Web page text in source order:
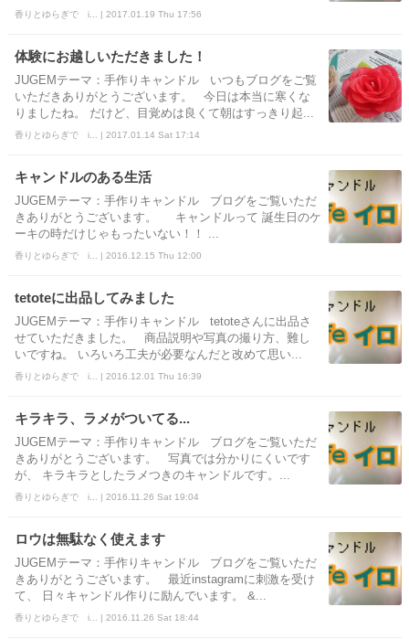
香りとゆらぎで i... | 2017.01.19 Thu 17:56
体験にお越しいただきました！
JUGEMテーマ：手作りキャンドル いつもブログをご覧
いただきありがとうございます。 今日は本当に寒くな
りましたね。 だけど、目覚めは良くて朝はすっきり起...
香りとゆらぎで i... | 2017.01.14 Sat 17:14
キャンドルのある生活
JUGEMテーマ：手作りキャンドル ブログをご覧いただ
きありがとうございます。 キャンドルって 誕生日のケ
ーキの時だけじゃもったいない！！ ...
香りとゆらぎで i... | 2016.12.15 Thu 12:00
tetoteに出品してみました
JUGEMテーマ：手作りキャンドル tetoteさんに出品さ
せていただきました。 商品説明や写真の撮り方、難し
いですね。 いろいろ工夫が必要なんだと改めて思い...
香りとゆらぎで i... | 2016.12.01 Thu 16:39
キラキラ、ラメがついてる...
JUGEMテーマ：手作りキャンドル ブログをご覧いただ
きありがとうございます。 写真では分かりにくいです
が、 キラキラとしたラメつきのキャンドルです。...
香りとゆらぎで i... | 2016.11.26 Sat 19:04
ロウは無駄なく使えます
JUGEMテーマ：手作りキャンドル ブログをご覧いただ
きありがとうございます。 最近instagramに刺激を受け
て、 日々キャンドル作りに励んでいます。 &...
香りとゆらぎで i... | 2016.11.26 Sat 18:44